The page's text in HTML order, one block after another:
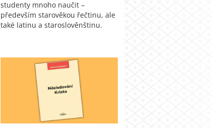
studenty mnoho naučit –
především starověkou řečtinu, ale
také latinu a staroslověnštinu.